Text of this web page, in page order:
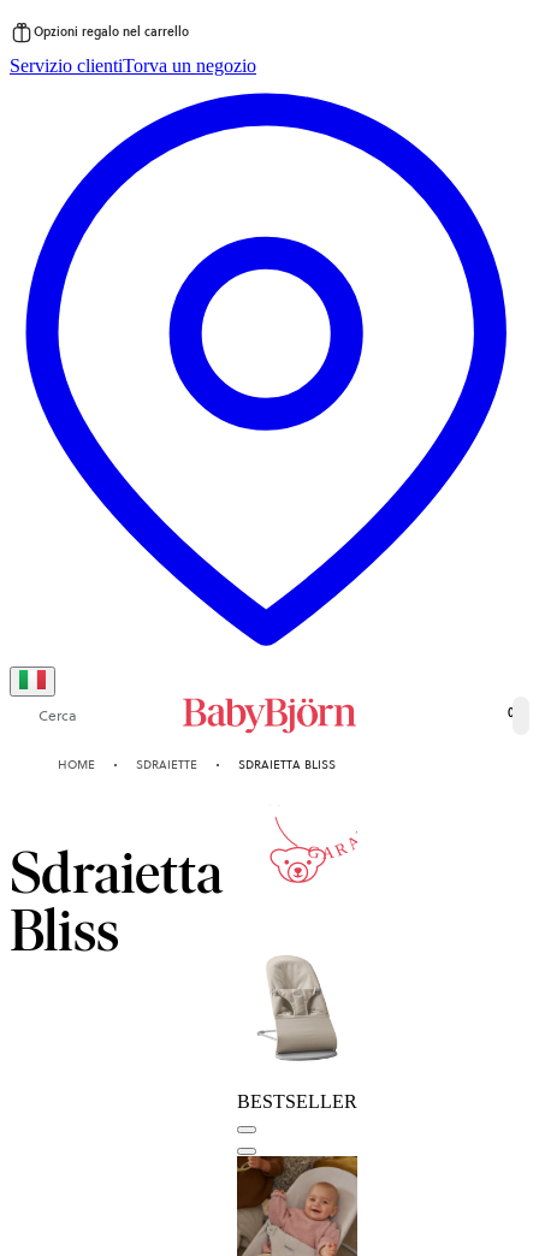
al
Opzioni regalo nel carrello
Servizio clientiTorva un negozio
Cerca 0
HOME SDRAIETTE SDRAIETTA BLISS
Sdraietta
Bliss
10-ANNI
GARANZIA
BESTSELLER